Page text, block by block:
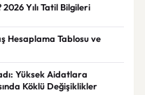
Yılı Tatil Bilgileri
Hesaplama Tablosu ve
Yüksek Aidatlara
Köklü Değişiklikler